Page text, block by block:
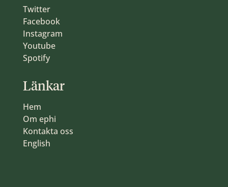
Twitter
Facebook
Instagram
Youtube
Spotify
Länkar
Hem
Om ephi
Kontakta oss
English